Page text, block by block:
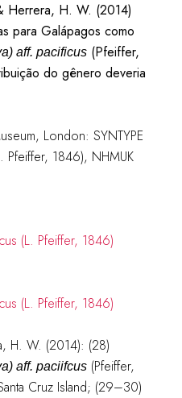
Herrera, H. W. (2014)
para Galápagos como
aff. pacificus(Pfeiffer,
do gênero deveria
London: SYNTYPE
Pfeiffer, 1846), NHMUK
H. W. (2014): (28)
aff. paciifcus(Pfeiffer,
Cruz Island; (29–30)